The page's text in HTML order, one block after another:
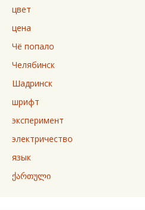
цвет
цена
Чё попало
Челябинск
Шадринск
шрифт
эксперимент
электричество
язык
ქართული